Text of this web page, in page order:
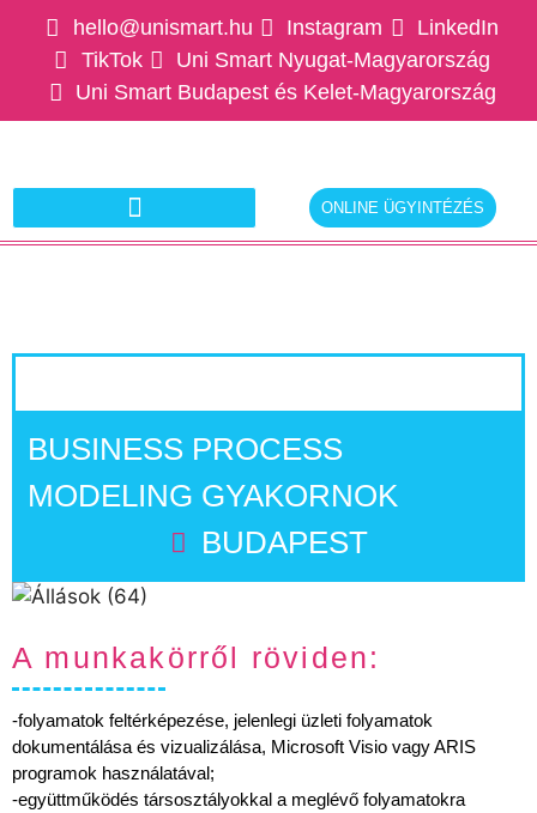
hello@unismart.hu Instagram
LinkedIn
TikTok
Uni Smart Nyugat-Magyarország
Uni Smart Budapest és Kelet-Magyarország
ONLINE ÜGYINTÉZÉS
BUSINESS PROCESS
MODELING GYAKORNOK
BUDAPEST
A munkakörről röviden:
-folyamatok feltérképezése, jelenlegi üzleti folyamatok
dokumentálása és vizualizálása, Microsoft Visio vagy ARIS
programok használatával;
-együttműködés társosztályokkal a meglévő folyamatokra